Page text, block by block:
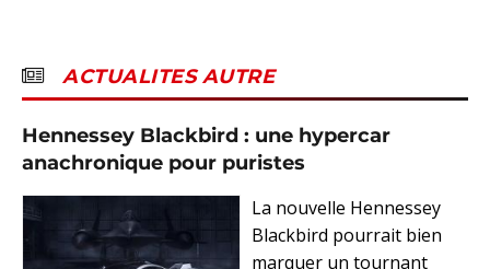
ACTUALITES AUTRE
Hennessey Blackbird : une hypercar
anachronique pour puristes
La nouvelle Hennessey
Blackbird pourrait bien
marquer un tournant